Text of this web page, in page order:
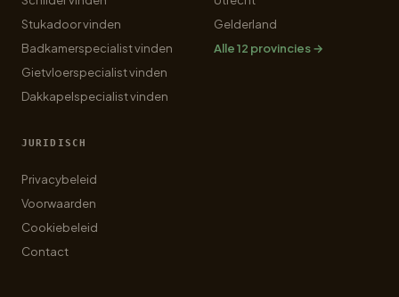
Stukadoor vinden
Badkamerspecialist vinden
Gietvloerspecialist vinden
Dakkapelspecialist vinden
Gelderland
Alle 12 provincies →
JURIDISCH
Privacybeleid
Voorwaarden
Cookiebeleid
Contact